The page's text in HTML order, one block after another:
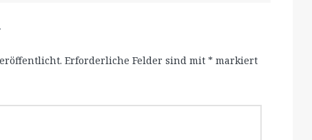
Erforderliche Felder sind mit * markiert